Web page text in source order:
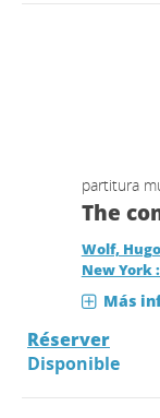
partitura
The
Wolf, Hugo
New York
Más
Réserver
Disponible